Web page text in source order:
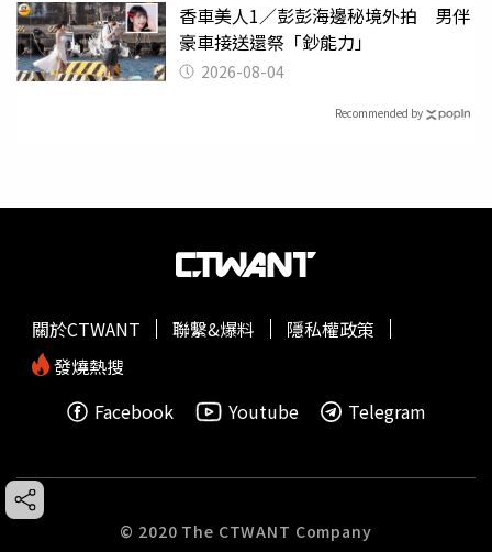
香車美人1／彭彭海邊秘境外拍 男伴
豪車接送還祭「鈔能力」
2026-08-04
Recommended by
關於CTWANT 聯繫&爆料
隱私權政策
發燒熱搜
Facebook
Youtube Telegram
© 2020 The CTWANT Company